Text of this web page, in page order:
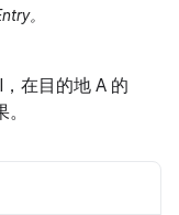
。
，在目的地 A 的